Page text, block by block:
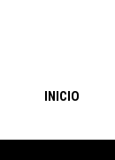
INICIO